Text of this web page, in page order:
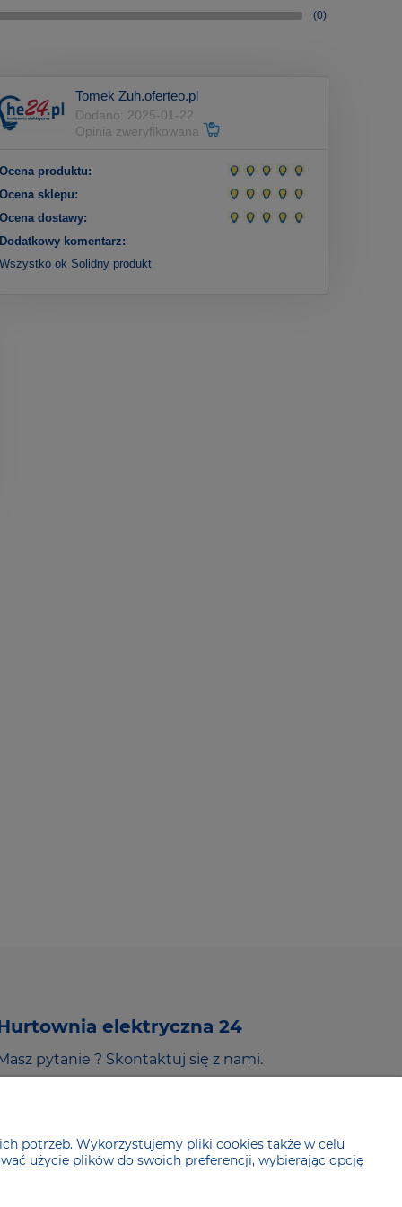
(0)
Tomek Zuh.oferteo.pl
Dodano: 2025-01-22
Opinia zweryfikowana
Ocena produktu:
Ocena sklepu:
Ocena dostawy:
Dodatkowy komentarz:
Wszystko ok Solidny produkt
elektryczna 24
pytanie ? Skontaktuj się z nami.
potrzeb. Wykorzystujemy pliki cookies także w celu
użycie plików do swoich preferencji, wybierając opcję